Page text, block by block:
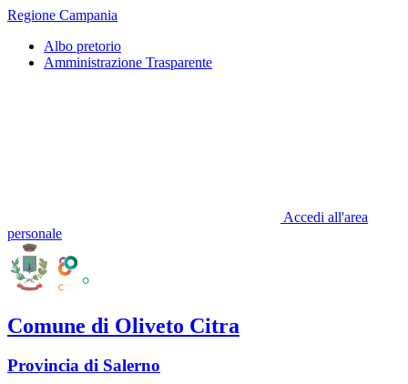
Regione Campania
Albo pretorio
Amministrazione Trasparente
Accedi all'area
personale
Comune di Oliveto Citra
Provincia di Salerno